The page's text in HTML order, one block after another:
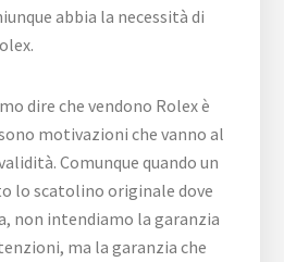
abbia la necessità di
dire che vendono Rolex è
motivazioni che vanno al
Comunque quando un
lo scatolino originale dove
non intendiamo la garanzia
ma la garanzia che